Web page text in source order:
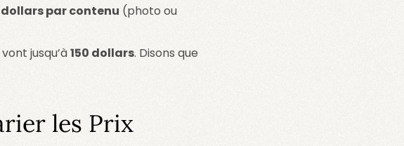
dollars par contenu (photo ou
jusqu’à150 dollars. Disons que
les Prix